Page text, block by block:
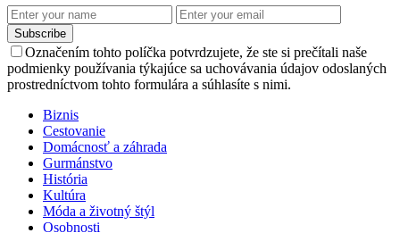
Subscribe
Označením tohto políčka potvrdzujete, že ste si prečítali naše
podmienky používania týkajúce sa uchovávania údajov odoslaných
prostredníctvom tohto formulára a súhlasíte s nimi.
Biznis
Cestovanie
Domácnosť a záhrada
Gurmánstvo
História
Kultúra
Móda a životný štýl
Osobnosti